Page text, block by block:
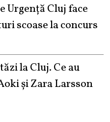
Urgență Cluj face
scoase la concurs
la Cluj. Ce au
și Zara Larsson